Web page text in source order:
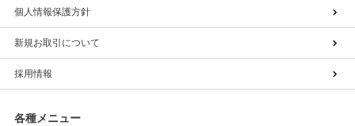
個人情報保護方針
新規お取引について
採用情報
各種メニュー